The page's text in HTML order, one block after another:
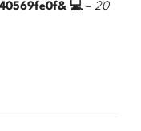
💻 – 20